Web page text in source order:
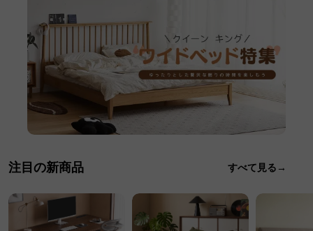
注目の新商品 すべて見る→